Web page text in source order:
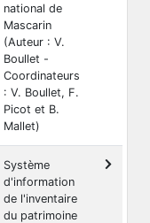
national de
Mascarin
(Auteur : V.
Boullet -
Coordinateurs
: V. Boullet, F.
Picot et B.
Mallet)
Système
d'information
de l'inventaire
du patrimoine